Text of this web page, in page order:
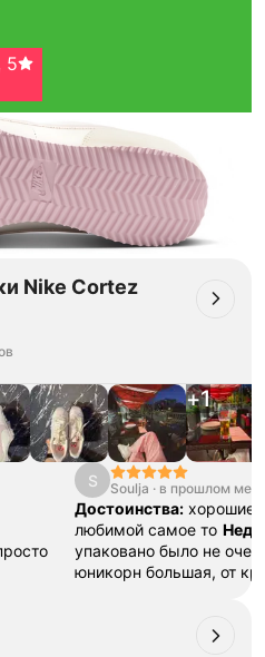
деньги
5
Nike Cortez
+1
S Soulja · в прошлом
Достоинства: хорошие,
любимой самое то
упаковано было не
юникорн большая, от
понятно почему и